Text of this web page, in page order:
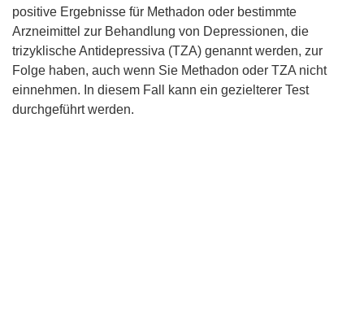
positive Ergebnisse für Methadon oder bestimmte
Arzneimittel zur Behandlung von Depressionen, die
trizyklische Antidepressiva (TZA) genannt werden, zur
Folge haben, auch wenn Sie Methadon oder TZA nicht
einnehmen. In diesem Fall kann ein gezielterer Test
durchgeführt werden.